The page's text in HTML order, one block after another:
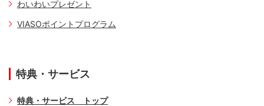
わいわいプレゼント
VIASOポイントプログラム
特典・サービス
特典・サービス トップ